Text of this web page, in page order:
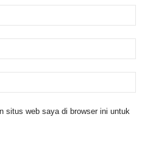
situs web saya di browser ini untuk